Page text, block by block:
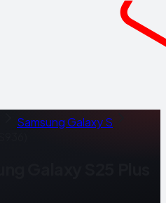
Samsung Galaxy S